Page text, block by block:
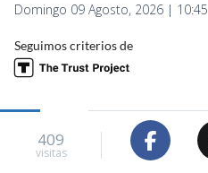
Domingo 09 Agosto, 2026 | 10:45
Seguimos criterios de
409
visitas